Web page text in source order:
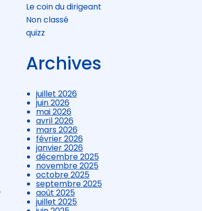
Le coin du dirigeant
Non classé
quizz
Archives
juillet 2026
juin 2026
mai 2026
avril 2026
mars 2026
février 2026
janvier 2026
décembre 2025
novembre 2025
octobre 2025
septembre 2025
août 2025
juillet 2025